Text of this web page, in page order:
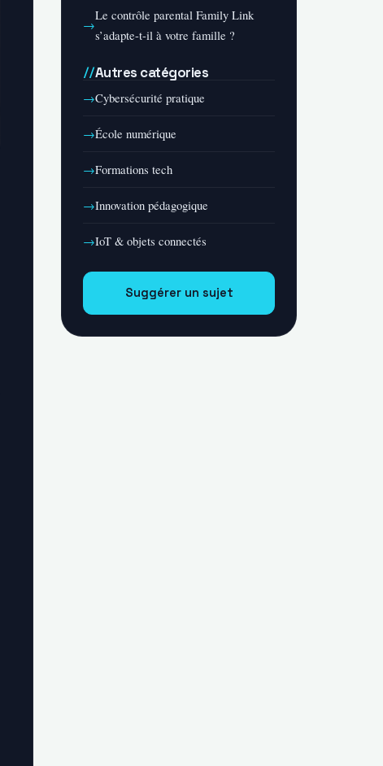
Le contrôle parental Family Link
s’adapte-t-il à votre famille ?
Autres catégories
Cybersécurité pratique
École numérique
Formations tech
Innovation pédagogique
IoT & objets connectés
Suggérer un sujet